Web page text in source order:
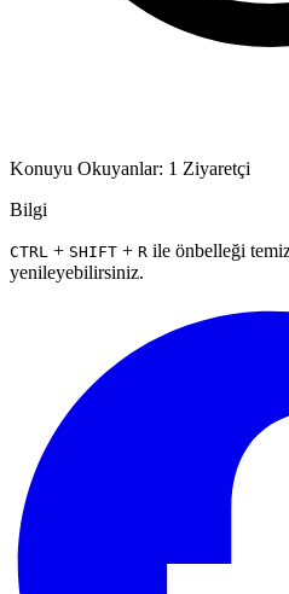
Konuyu Okuyanlar: 1 Ziyaretçi
Bilgi
CTRL + SHIFT + R ile önbelleği
yenileyebilirsiniz.